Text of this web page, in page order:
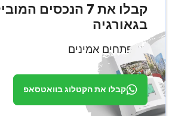
קבלו את 7 הנכסים
בגאורגיה
ממפתחים אמינים
קבלו את הקטלוג בוואטסאפ